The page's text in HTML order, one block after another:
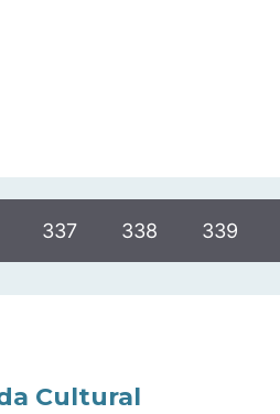
337 338 339
Cultural